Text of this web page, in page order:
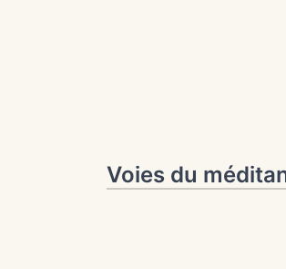
Voies du